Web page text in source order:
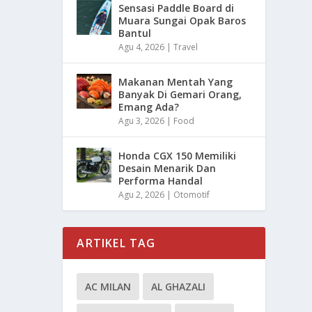
Sensasi Paddle Board di
Muara Sungai Opak Baros
Bantul
Agu 4, 2026 |Travel
Makanan Mentah Yang
Banyak Di Gemari Orang,
Emang Ada?
Agu 3, 2026 | Food
Honda CGX 150 Memiliki
Desain Menarik Dan
Performa Handal
Agu 2, 2026 | Otomotif
ARTIKEL TAG
AC MILAN AL GHAZALI